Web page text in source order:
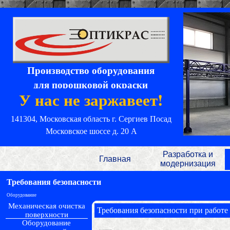
141304, Московская область г. Сергиев Посад
Московское шоссе д. 20 А
Производство оборудования
для порошковой окраски
У нас не заржавеет!
Главная
Разработка и
модернизация
Требования безопасности
Оборудование
Механическая очистка
поверхности
Оборудование
Требования безопасности при